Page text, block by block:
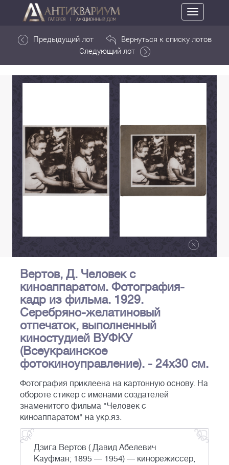
Toggle
navigation
Предыдущий лот
Вернуться к списку лотов
Следующий лот
Вертов, Д. Человек с
киноаппаратом. Фотография-
кадр из фильма. 1929.
Серебряно-желатиновый
отпечаток, выполненный
киностудией ВУФКУ
(Всеукраинское
фотокиноуправление). - 24х30 см.
Фотография приклеена на картонную основу. На
обороте стикер с именами создателей
знаменитого фильма "Человек с
киноаппаратом" на укр.яз.
Дзига Вертов ( Давид Абелевич
Кауфман; 1895 — 1954) — кинорежиссер,